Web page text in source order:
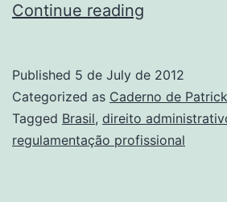
Continue reading
no
Brasil?
Published 5 de July de 2012
Categorized as Caderno de Patrick
Tagged Brasil, direito
regulamentação profissional